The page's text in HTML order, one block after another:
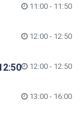
11:00 - 11:50
12:00 - 12:50
12:00 - 12:50
13:00 - 16:00